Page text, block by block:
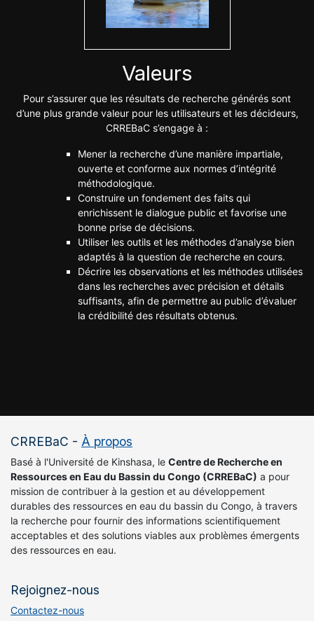
Valeurs
Pour s’assurer que les résultats de recherche générés sont
d’une plus grande valeur pour les utilisateurs et les décideurs,
CRREBaC s’engage à :
Mener la recherche d’une manière impartiale,
ouverte et conforme aux normes d’intégrité
méthodologique.
Construire un fondement des faits qui
enrichissent le dialogue public et favorise une
bonne prise de décisions.
Utiliser les outils et les méthodes d’analyse bien
adaptés à la question de recherche en cours.
Décrire les observations et les méthodes utilisées
dans les recherches avec précision et détails
suffisants, afin de permettre au public d’évaluer
la crédibilité des résultats obtenus.
CRREBaC - À propos
Basé à l'Université de Kinshasa, le Centre de Recherche en
Ressources en Eau du Bassin du Congo (CRREBaC) a pour
mission de contribuer à la gestion et au développement
durables des ressources en eau du bassin du Congo, à travers
la recherche pour fournir des informations scientifiquement
acceptables et des solutions viables aux problèmes émergents
des ressources en eau.
Rejoignez-nous
Contactez-nous